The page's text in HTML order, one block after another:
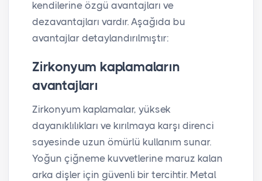
kendilerine özgü avantajları ve
dezavantajları vardır. Aşağıda bu
avantajlar detaylandırılmıştır:
Zirkonyum kaplamaların
avantajları
Zirkonyum kaplamalar, yüksek
dayanıklılıkları ve kırılmaya karşı direnci
sayesinde uzun ömürlü kullanım sunar.
Yoğun çiğneme kuvvetlerine maruz kalan
arka dişler için güvenli bir tercihtir. Metal